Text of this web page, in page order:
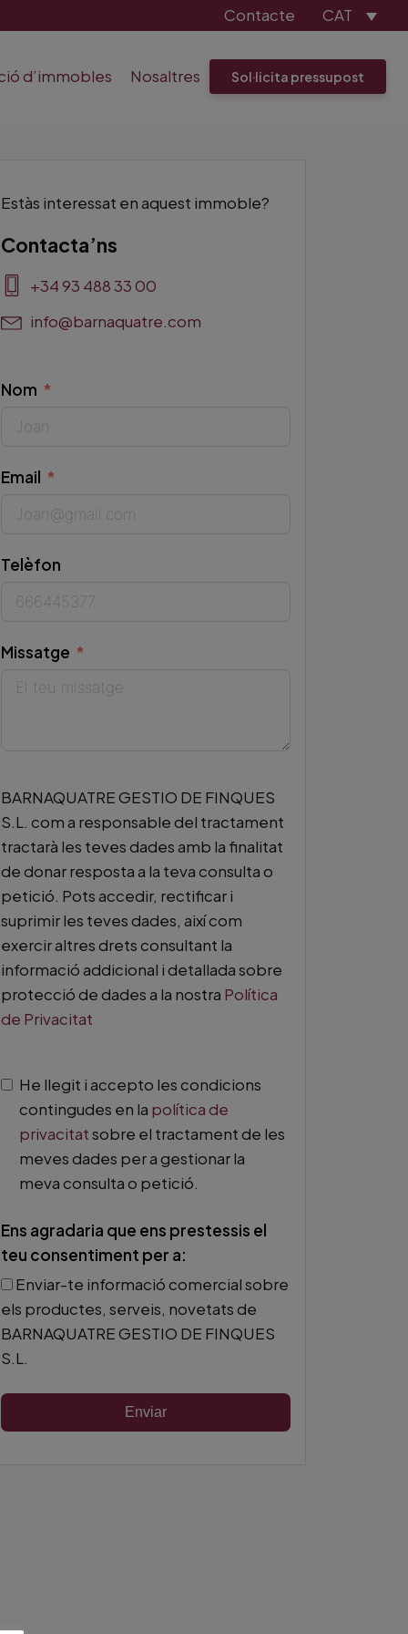
Contacte CAT
d’immobles Nosaltres Sol·licita pressupost
Estàs interessat en aquest immoble?
Contacta’ns
+34 93 488 33 00
info@barnaquatre.com
Nom
Email
Telèfon
Missatge
BARNAQUATRE GESTIO DE FINQUES
S.L. com a responsable del tractament
tractarà les teves dades amb la finalitat
de donar resposta a la teva consulta o
petició. Pots accedir, rectificar i
suprimir les teves dades, així com
exercir altres drets consultant la
informació addicional i detallada sobre
protecció de dades a la nostra Política
de Privacitat
He llegit i accepto les condicions
contingudes en la política de
privacitatsobre el tractament de les
meves dades per a gestionar la
meva consulta o petició.
Ens agradaria que ens prestessis el
teu consentiment per a:
Enviar-te informació comercial sobre
els productes, serveis, novetats de
BARNAQUATRE GESTIO DE FINQUES
S.L.
Enviar